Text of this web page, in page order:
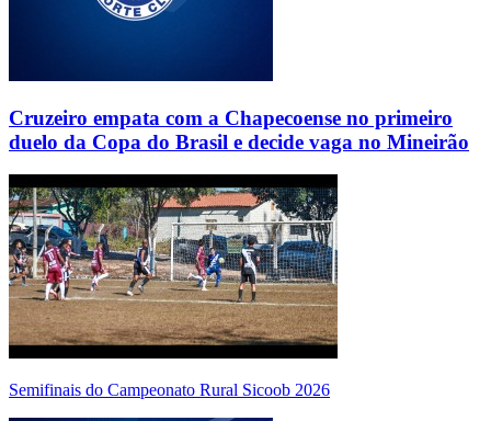
Cruzeiro empata com a Chapecoense no primeiro
duelo da Copa do Brasil e decide vaga no Mineirão
Semifinais do Campeonato Rural Sicoob 2026